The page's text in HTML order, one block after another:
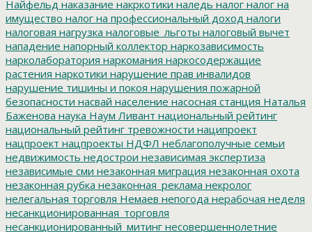
Найфельд наказание накркотики наледь налог налог на
имущество налог на профессиональный доход налоги
налоговая нагрузка налоговые_льготы налоговый вычет
нападение напорный коллектор наркозависимость
нарколаборатория наркомания наркосодержащие
растения наркотики нарушение прав инвалидов
нарушение тишины и покоя нарушения пожарной
безопасности насвай население насосная станция Наталья
Баженова наука Наум Ливант национальный рейтинг
национальный рейтинг тревожности наципроект
нацпроект нацпроекты НДФЛ неблагополучные семьи
недвижимость недострои независимая экспертиза
независимые сми незаконная миграция незаконная охота
незаконная рубка незаконная_реклама некролог
нелегальная торговля Немаев непогода нерабочая неделя
несанкционированная_торговля
несанкционированный_митинг несовершеннолетние